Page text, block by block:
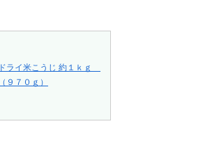
ドライ米こうじ 約１ｋｇ
（９７０ｇ）